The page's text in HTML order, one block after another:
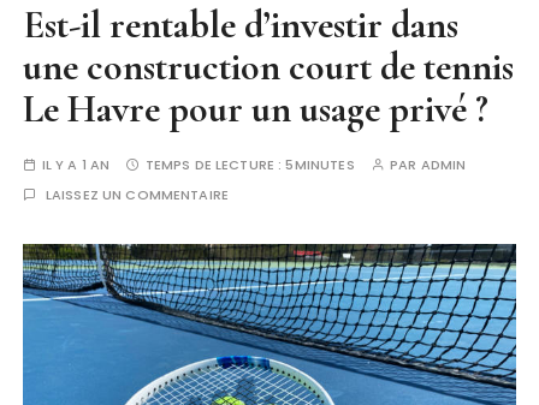
Est-il rentable d’investir dans
une construction court de tennis
Le Havre pour un usage privé ?
IL Y A 1 AN TEMPS DE LECTURE :5MINUTES PAR ADMIN
LAISSEZ UN COMMENTAIRE